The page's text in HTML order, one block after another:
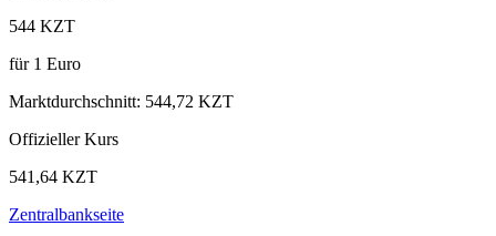
544 KZT
für1 Euro
Marktdurchschnitt: 544,72 KZT
Offizieller Kurs
541,64 KZT
Zentralbankseite